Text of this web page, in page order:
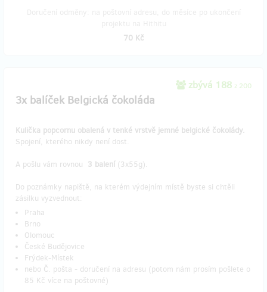
70 Kč
zbývá 188 z 200
3x balíček Belgická čokoláda
Kulička popcornu obalená v tenké vrstvě jemné belgické čokolády.
Spojení, kterého nikdy není dost.
A pošlu vám rovnou 3 balení (3x55g).
Do poznámky napiště, na kterém výdejním místě byste si chtěli
zásilku vyzvednout:
Praha
Brno
Olomouc
České Budějovice
Frýdek-Místek
nebo Č. pošta - doručení na adresu (potom nám prosím pošlete o
85 Kč více na poštovné)